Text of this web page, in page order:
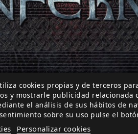
Río, Carlos Herández
de Jaime García Mendoza,
cookies propias y de terceros
y mostrarle publicidad relacionada
el análisis de sus hábitos de
sobre su uso pulse el
Personalizar cookies